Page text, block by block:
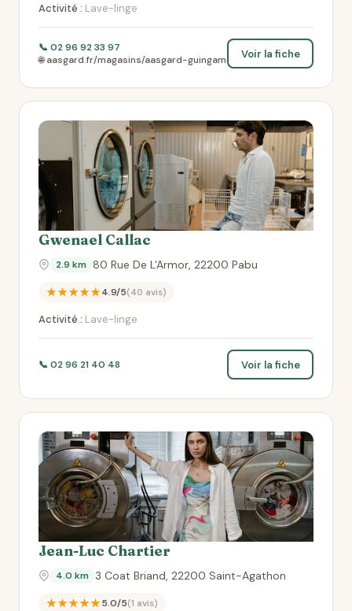
Activité : Lave-linge
📞 02 96 92 33 97
🌐 aasgard.fr/magasins/aasgard-guingam
Voir la fiche
Gwenael Callac
2.9 km 80 Rue De L'Armor, 22200 Pabu
★★★★★4.9/5(40 avis)
Activité : Lave-linge
📞 02 96 21 40 48 Voir la fiche
Jean-Luc Chartier
4.0 km 3 Coat Briand, 22200 Saint-Agathon
★★★★★5.0/5(1 avis)